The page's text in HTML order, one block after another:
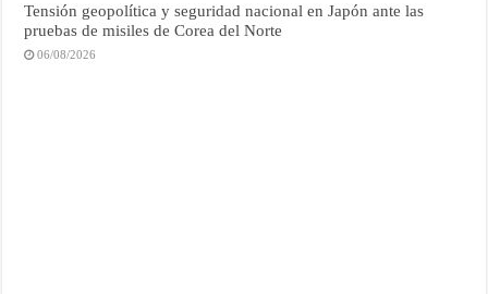
Tensión geopolítica y seguridad nacional en Japón ante las
pruebas de misiles de Corea del Norte
06/08/2026